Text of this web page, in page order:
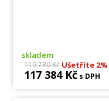
skladem
119 780 KčUšetříte 2%
117 384 Kč s DPH